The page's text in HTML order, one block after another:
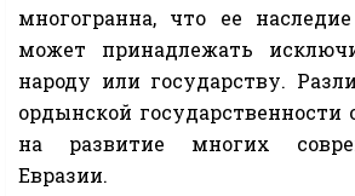
многогранна, что ее
может принадлежать
народу или государству.
ордынской государственности
на развитие многих
Евразии.